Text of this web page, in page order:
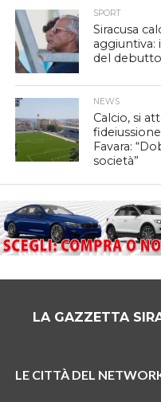
SPORT
Siracusa
aggiuntiva:
del
NEWS
Calcio, si
Favara:
società”
LA GAZZETTA
LE CITTÀ DEL